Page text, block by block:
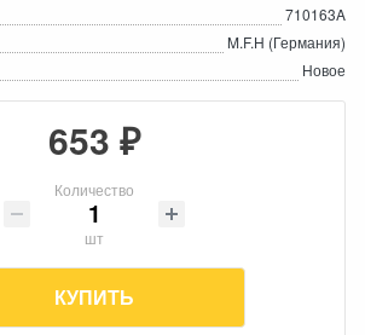
710163A
M.F.H (Германия)
Новое
653 ₽
Количество
шт
КУПИТЬ